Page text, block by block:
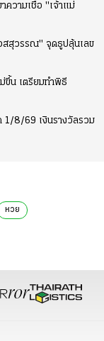
ความเชื่อ "เจ้าแม่
สสุวรรณ" จุดธูปลุ้นเลข
ขึ้น เตรียมทำพิธี
1/8/69 เงินรางวัลรวม
หวย